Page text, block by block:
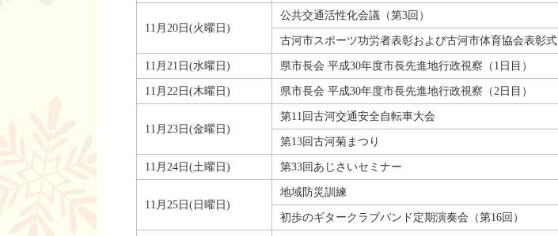
11月20日(火曜日)
公共交通活性化会議（第3回）
古河市スポーツ功労者表彰および古河市体育協会表彰式
11月21日(水曜日)
県市長会 平成30年度市長先進地行政視察（1日目）
11月22日(木曜日)
県市長会 平成30年度市長先進地行政視察（2日目）
11月23日(金曜日)
第11回古河交通安全自転車大会
第13回古河菊まつり
11月24日(土曜日)
第33回あじさいセミナー
11月25日(日曜日)
地域防災訓練
初歩のギタークラブバンド定期演奏会（第16回）